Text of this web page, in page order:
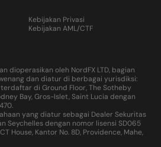
Kebijakan Privasi
Kebijakan AML/CTF
dioperasikan oleh NordFX LTD, bagian
dan diatur di berbagai yurisdiksi:
terdaftar di Ground Floor, The Sotheby
Bay, Gros-Islet, Saint Lucia dengan
yang diatur sebagai Dealer Sekuritas
Seychelles dengan nomor lisensi SD065
House, Kantor No. 8D, Providence, Mahe,